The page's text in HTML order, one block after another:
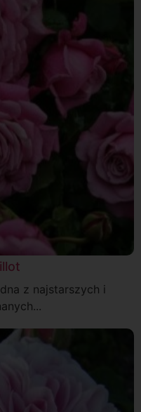
z najstarszych i